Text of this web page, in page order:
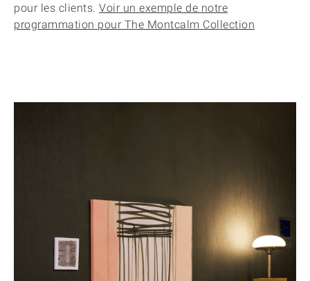
pour les clients. Voir un exemple de notre
programmation pour The Montcalm Collection